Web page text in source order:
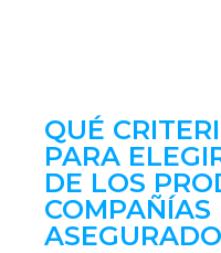
QUÉ
PARA
DE LOS
COMPAÑÍAS